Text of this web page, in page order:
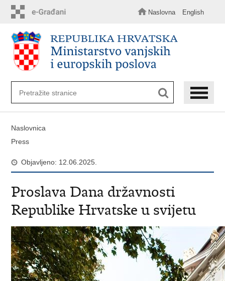
sadržaj
Naslovna English
Naslovnica
Press
Objavljeno: 12.06.2025.
Proslava Dana državnosti
Republike Hrvatske u svijetu